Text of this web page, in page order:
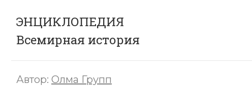
ЭНЦИКЛОПЕДИЯ
Всемирная история
Автор: Олма Групп